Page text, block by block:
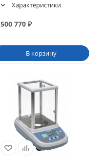
Характеристики
500 770₽
В корзину